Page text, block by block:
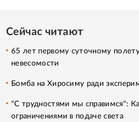
Сейчас читают
65 лет первому суточному
невесомости
Бомба на Хиросиму ради
"С трудностями мы справимся":
ограничениями в подаче света